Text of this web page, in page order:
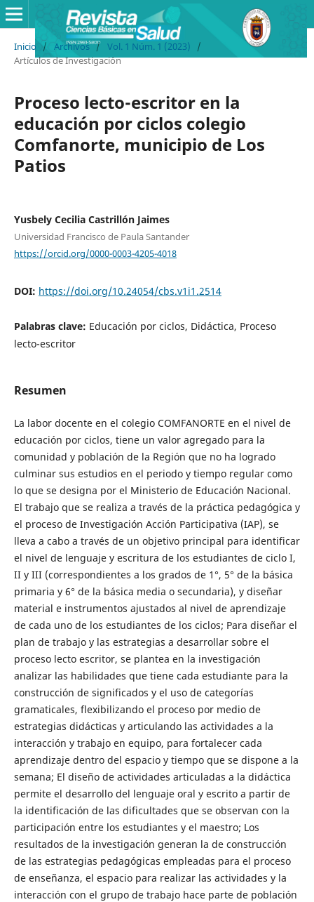
Inicio / Archivos / Vol. 1 Núm. 1 (2023)
/
Artículos de Investigación
Proceso lecto-escritor en la
educación por ciclos colegio
Comfanorte, municipio de Los
Patios
Yusbely Cecilia Castrillón Jaimes
Universidad Francisco de Paula Santander
https://orcid.org/0000-0003-4205-4018
DOI: https://doi.org/10.24054/cbs.v1i1.2514
Palabras clave: Educación por ciclos, Didáctica, Proceso
lecto-escritor
Resumen
La labor docente en el colegio COMFANORTE en el nivel de
educación por ciclos, tiene un valor agregado para la
comunidad y población de la Región que no ha logrado
culminar sus estudios en el periodo y tiempo regular como
lo que se designa por el Ministerio de Educación Nacional.
El trabajo que se realiza a través de la práctica pedagógica y
el proceso de Investigación Acción Participativa (IAP), se
lleva a cabo a través de un objetivo principal para identificar
el nivel de lenguaje y escritura de los estudiantes de ciclo I,
II y III (correspondientes a los grados de 1°, 5° de la básica
primaria y 6° de la básica media o secundaria), y diseñar
material e instrumentos ajustados al nivel de aprendizaje
de cada uno de los estudiantes de los ciclos; Para diseñar el
plan de trabajo y las estrategias a desarrollar sobre el
proceso lecto escritor, se plantea en la investigación
analizar las habilidades que tiene cada estudiante para la
construcción de significados y el uso de categorías
gramaticales, flexibilizando el proceso por medio de
estrategias didácticas y articulando las actividades a la
interacción y trabajo en equipo, para fortalecer cada
aprendizaje dentro del espacio y tiempo que se dispone a la
semana; El diseño de actividades articuladas a la didáctica
permite el desarrollo del lenguaje oral y escrito a partir de
la identificación de las dificultades que se observan con la
participación entre los estudiantes y el maestro; Los
resultados de la investigación generan la de construcción
de las estrategias pedagógicas empleadas para el proceso
de enseñanza, el espacio para realizar las actividades y la
interacción con el grupo de trabajo hace parte de población